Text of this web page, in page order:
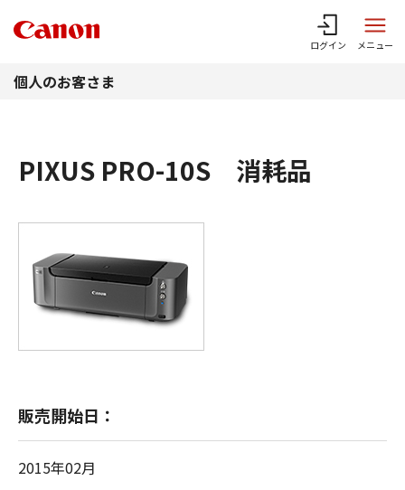
ログイン メニュー
個人のお客さま
PIXUS PRO-10S 消耗品
販売開始日：
2015年02月